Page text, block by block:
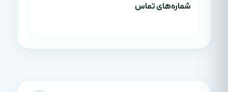
شماره‌های تماس